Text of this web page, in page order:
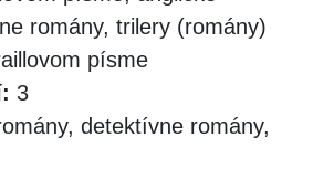
romány, trilery (romány)
písme
3
detektívne romány,